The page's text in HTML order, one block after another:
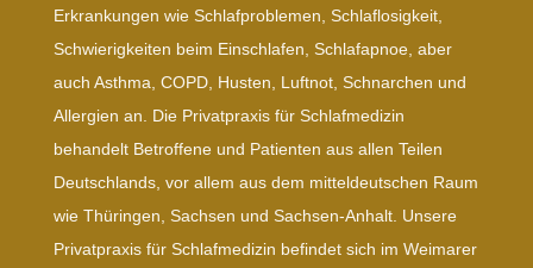
Erkrankungen wie Schlafproblemen, Schlaflosigkeit,
Schwierigkeiten beim Einschlafen, Schlafapnoe, aber
auch Asthma, COPD, Husten, Luftnot, Schnarchen und
Allergien an. Die Privatpraxis für Schlafmedizin
behandelt Betroffene und Patienten aus allen Teilen
Deutschlands, vor allem aus dem mitteldeutschen Raum
wie Thüringen, Sachsen und Sachsen-Anhalt. Unsere
Privatpraxis für Schlafmedizin befindet sich im Weimarer